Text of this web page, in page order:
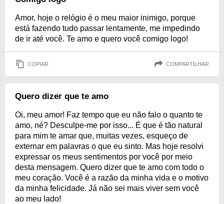
Amor, hoje o relógio é o meu maior inimigo, porque
está fazendo tudo passar lentamente, me impedindo
de ir até você. Te amo e quero você comigo logo!
COPIAR COMPARTILHAR
Quero dizer que te amo
Oi, meu amor! Faz tempo que eu não falo o quanto te
amo, né? Desculpe-me por isso... É que é tão natural
para mim te amar que, muitas vezes, esqueço de
externar em palavras o que eu sinto. Mas hoje resolvi
expressar os meus sentimentos por você por meio
desta mensagem. Quero dizer que te amo com todo o
meu coração. Você é a razão da minha vida e o motivo
da minha felicidade. Já não sei mais viver sem você
ao meu lado!